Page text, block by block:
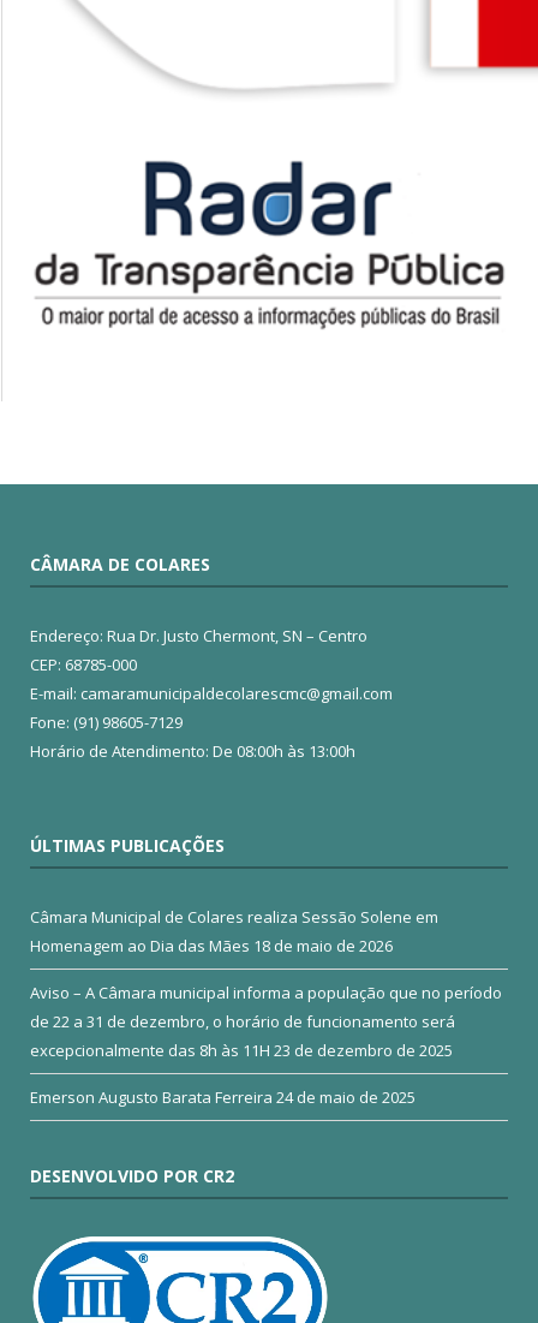
CÂMARA DE COLARES
Endereço: Rua Dr. Justo Chermont, SN – Centro
CEP: 68785-000
E-mail: camaramunicipaldecolarescmc@gmail.com
Fone: (91) 98605-7129
Horário de Atendimento: De 08:00h às 13:00h
ÚLTIMAS PUBLICAÇÕES
Câmara Municipal de Colares realiza Sessão Solene em
Homenagem ao Dia das Mães 18 de maio de 2026
Aviso – A Câmara municipal informa a população que no período
de 22 a 31 de dezembro, o horário de funcionamento será
excepcionalmente das 8h às 11H 23 de dezembro de 2025
Emerson Augusto Barata Ferreira 24 de maio de 2025
DESENVOLVIDO POR CR2